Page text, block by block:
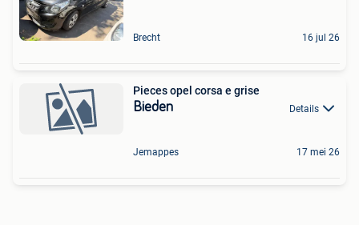
Brecht 16 jul 26
Pieces opel corsa e grise
Bieden Details
Jemappes 17 mei 26